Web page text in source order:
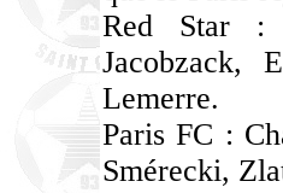
Red Star :
Jacobzack,
Lemerre.
Paris FC :
Smérecki,